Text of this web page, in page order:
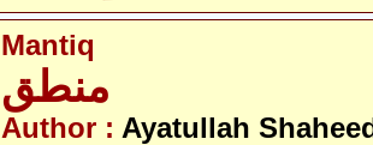
Mantiq
منطق
Author : Ayatullah